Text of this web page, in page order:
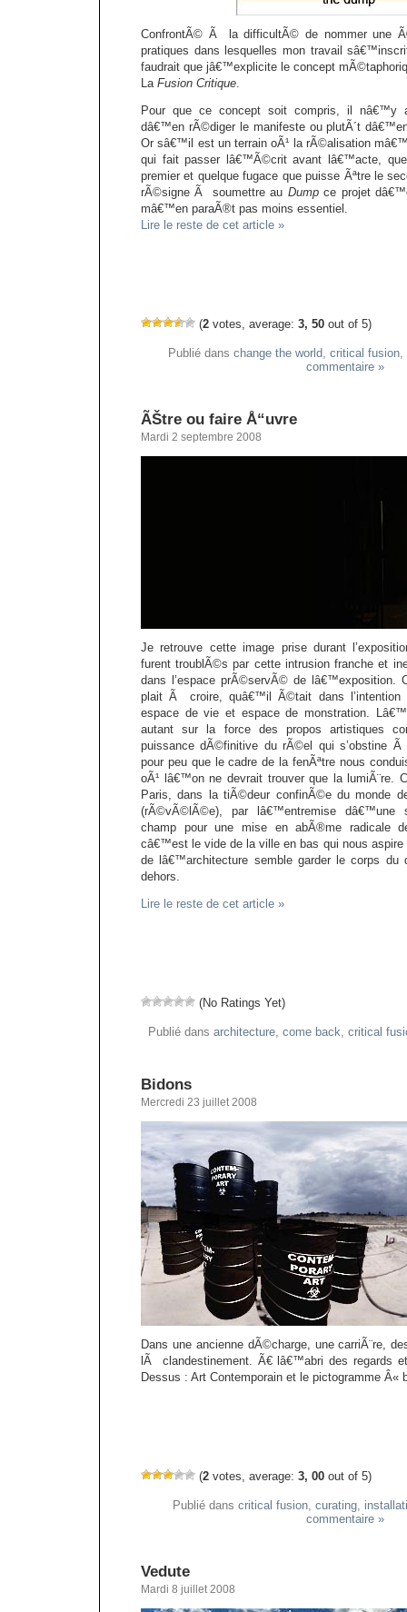
ConfrontÃ© Ã la difficultÃ© de nommer une
pratiques dans lesquelles mon travail
faudrait que jâ€™explicite le concept
La Fusion Critique.
Pour que ce concept soit compris, il nâ€™y
dâ€™en rÃ©diger le manifeste ou plutÃ´t
Or sâ€™il est un terrain oÃ¹ la rÃ©alisation
qui fait passer lâ€™Ã©crit avant lâ€™acte,
premier et quelque fugace que puisse Ãªtre le
rÃ©signe Ã soumettre au Dumpce projet
mâ€™en paraÃ®t pas moins essentiel.
Lire le reste de cet article »
(2 votes, average: 3, 50 out of 5)
Publié dans change the world, critical fusion,
commentaire »
ÃŠtre ou faire Å“uvre
Mardi 2 septembre 2008
Je retrouve cette image prise durant
furent troublÃ©s par cette intrusion franche et
dans l’espace prÃ©servÃ© de lâ€™exposition.
plait Ã croire, quâ€™il Ã©tait dans l’intention
espace de vie et espace de monstration.
autant sur la force des propos artistiques
puissance dÃ©finitive du rÃ©el qui s’obstine
pour peu que le cadre de la fenÃªtre nous
oÃ¹ lâ€™on ne devrait trouver que la lumiÃ¨re.
Paris, dans la tiÃ©deur confinÃ©e du monde
(rÃ©vÃ©lÃ©e), par lâ€™entremise dâ€™une
champ pour une mise en abÃ®me radicale
câ€™est le vide de la ville en bas qui nous aspire
de lâ€™architecture semble garder le corps
dehors.
Lire le reste de cet article »
(No Ratings Yet)
Publié dans architecture, come back, critical
Bidons
Mercredi 23 juillet 2008
Dans une ancienne dÃ©charge, une carriÃ¨re,
lÃ clandestinement. Ã€ lâ€™abri des regards
Dessus : Art Contemporain et le pictogramme Â«
(2 votes, average: 3, 00 out of 5)
Publié dans critical fusion, curating,
commentaire »
Vedute
Mardi 8 juillet 2008